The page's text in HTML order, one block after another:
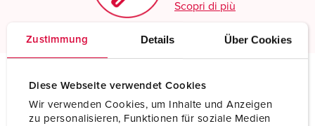
Zustimmung Details Über Cookies
Diese Webseite verwendet Cookies
Wir verwenden Cookies, um Inhalte und Anzeigen
zu personalisieren, Funktionen für soziale Medien
Scopri di più
Presa da pannello RAPIDO® con TwinCONTACT 907